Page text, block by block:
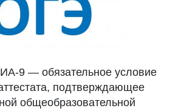
9 — обязательное условие
подтверждающее
общеобразовательной